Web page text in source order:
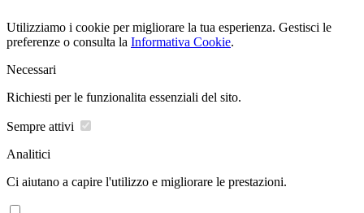
Utilizziamo i cookie per migliorare la tua esperienza. Gestisci le
preferenze o consulta la Informativa Cookie.
Necessari
Richiesti per le funzionalita essenziali del sito.
Sempre attivi
Analitici
Ci aiutano a capire l'utilizzo e migliorare le prestazioni.